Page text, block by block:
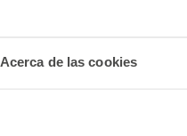
Acerca de las cookies